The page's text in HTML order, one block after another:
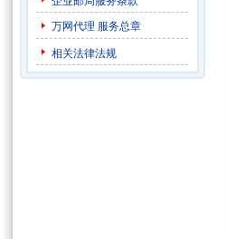
万网代理 服务总章
相关法律法规